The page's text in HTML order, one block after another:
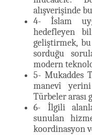
alışverişinde
4- İslam
hedefleyen
geliştirmek,
sorduğu
modern
5- Mukaddes
manevî
Türbeler arası
6- İlgili
sunulan
koordinasyon